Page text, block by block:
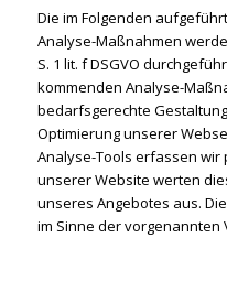
Die im Folgenden
Analyse-Maßnahmen
S. 1 lit. f DSGVO
kommenden Analyse-
bedarfsgerechte
Optimierung unserer
Analyse-Tools erfassen
unserer Website werten
unseres Angebotes aus.
im Sinne der vorgenannten